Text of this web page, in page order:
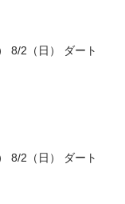
8/2（日） ダート
8/2（日） ダート